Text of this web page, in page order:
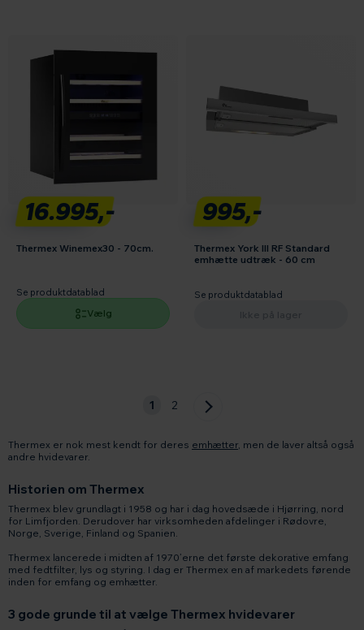
16.995,-
Thermex Winemex30 - 70cm.
Se produktdatablad
Vælg
995,-
Thermex York III RF Standard
emhætte udtræk - 60 cm
Se produktdatablad
1 2
Thermex er nok mest kendt for deres emhætter, men de laver altså også
andre hvidevarer.
Historien om Thermex
Thermex blev grundlagt i 1958 og har i dag hovedsæde i Hjørring, nord
for Limfjorden. Derudover har virksomheden afdelinger i Rødovre,
Norge, Sverige, Finland og Spanien.
Thermex lancerede i midten af 1970’erne det første dekorative emfang
med fedtfilter, lys og styring. I dag er Thermex en af markedets førende
inden for emfang og emhætter.
3 gode grunde til at vælge Thermex hvidevarer